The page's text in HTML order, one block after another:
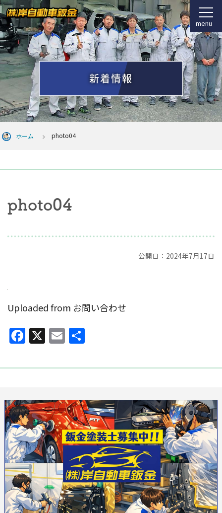
menu
新着情報
ホーム photo04
photo04
公開日：2024年7月17日
Uploaded from お問い合わせ
Facebook
X Email